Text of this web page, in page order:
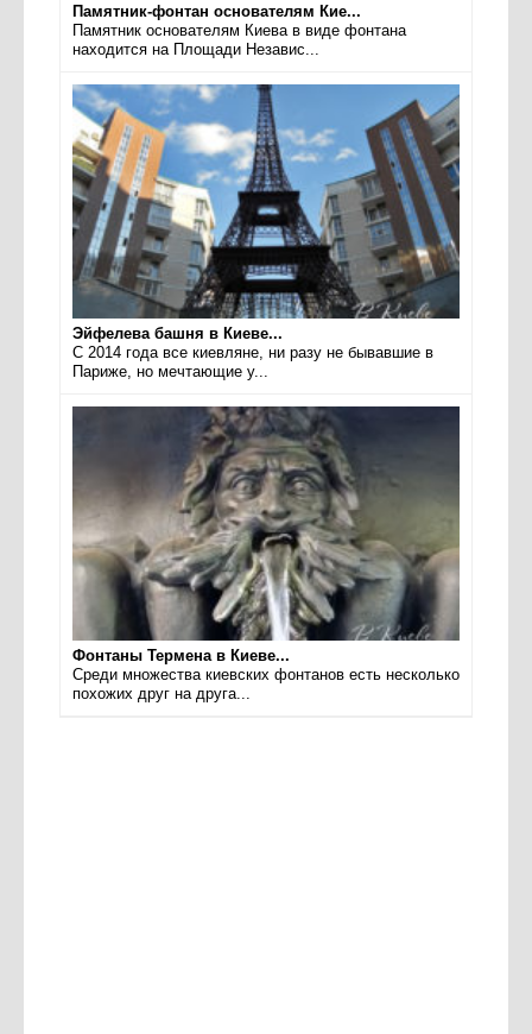
Памятник-фонтан основателям Кие...
Памятник основателям Киева в виде фонтана
находится на Площади Независ...
Эйфелева башня в Киеве...
С 2014 года все киевляне, ни разу не бывавшие в
Париже, но мечтающие у...
Фонтаны Термена в Киеве...
Среди множества киевских фонтанов есть несколько
похожих друг на друга...